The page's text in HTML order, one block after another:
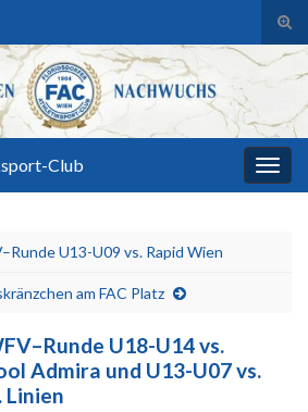
Club
U13-U09 vs. Rapid Wien
am FAC Platz
U18-U14 vs.
Admira und U13-U07 vs.
Linien